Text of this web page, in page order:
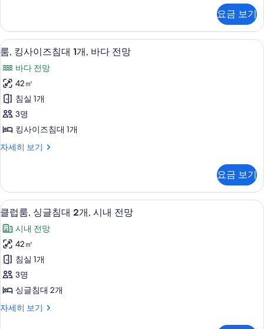
룸,
싱
글
침
대
2
개,
바
다
사
진
모
두
보
기
룸
또
는
트
윈
룸,
싱
글
침
대
2
개,
망
자
세
히
보
기
요금 보기
룸,
킹
사
이
즈
침
1
바
다
전
망
사
진
모
두
보
7
룸, 킹사이즈침대 1개, 바다 전망
바다 전망
42㎡
침실 1개
3명
킹사이즈침대 1개
자세히 보기
룸,
즈
침
대
개,
바
다
전
망
자
세
히
요금 보기
클
럽
룸,
싱
글
침
2
고급 침구, 오리/거위털 이불, 필로우
11
클럽룸, 싱글침대 2개, 시내 전망
시내 전망
42㎡
침실 1개
3명
싱글침대 2개
자세히 보기
클